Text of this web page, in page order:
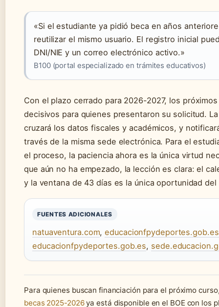
«Si el estudiante ya pidió beca en años
reutilizar el mismo usuario. El registro inicial
DNI/NIE y un correo electrónico activo.»
B100 (portal especializado en trámites educativos)
Con el plazo cerrado para 2026-2027, los
decisivos para quienes presentaron su solicitud.
cruzará los datos fiscales y académicos, y
través de la misma sede electrónica. Para el
el proceso, la paciencia ahora es la única virtud
que aún no ha empezado, la lección es clara: el
y la ventana de 43 días es la única oportunidad del
FUENTES ADICIONALES
natuaventura.com,educacionfpydeportes.gob.es
educacionfpydeportes.gob.es,
Para quienes buscan financiación para el próximo
becas 2025-2026ya está disponible en el BOE con los